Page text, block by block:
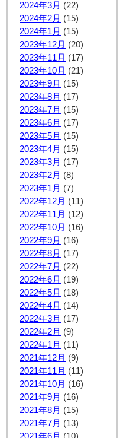
2024年3月 (22)
2024年2月 (15)
2024年1月 (15)
2023年12月 (20)
2023年11月 (17)
2023年10月 (21)
2023年9月 (15)
2023年8月 (17)
2023年7月 (15)
2023年6月 (17)
2023年5月 (15)
2023年4月 (15)
2023年3月 (17)
2023年2月 (8)
2023年1月 (7)
2022年12月 (11)
2022年11月 (12)
2022年10月 (16)
2022年9月 (16)
2022年8月 (17)
2022年7月 (22)
2022年6月 (19)
2022年5月 (18)
2022年4月 (14)
2022年3月 (17)
2022年2月 (9)
2022年1月 (11)
2021年12月 (9)
2021年11月 (11)
2021年10月 (16)
2021年9月 (16)
2021年8月 (15)
2021年7月 (13)